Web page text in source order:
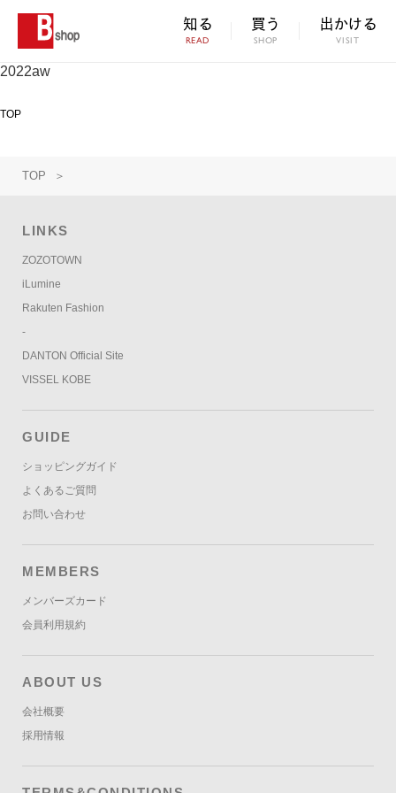
知る
READ
買う
SHOP
出かける
VISIT
2022aw
TOP
TOP ＞
LINKS
ZOZOTOWN
iLumine
Rakuten Fashion
-
DANTON Official Site
VISSEL KOBE
GUIDE
ショッピングガイド
よくあるご質問
お問い合わせ
MEMBERS
メンバーズカード
会員利用規約
ABOUT US
会社概要
採用情報